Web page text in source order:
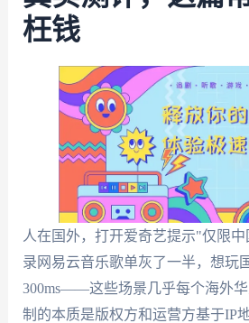
枉钱
人在国外，打开爱奇艺提示"仅限
录网易云音乐歌单灰了一半，想玩
300ms——这些场景几乎每个海外
制的本质是版权方和运营方基于IP